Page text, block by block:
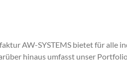
AW-SYSTEMS bietet für alle
hinaus umfasst unser